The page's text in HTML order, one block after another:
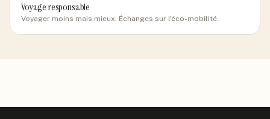
Voyage responsable
Voyager moins mais mieux. Échanges sur l'éco-mobilité.